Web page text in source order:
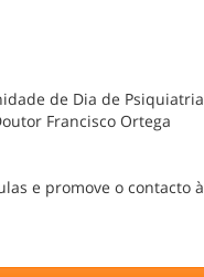
de Dia de Psiquiatria
Francisco Ortega
e promove o contacto à